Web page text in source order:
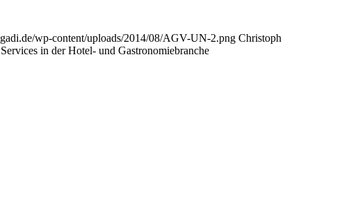
wp-content/uploads/2014/08/AGV-UN-2.png Christoph
in der Hotel- und Gastronomiebranche